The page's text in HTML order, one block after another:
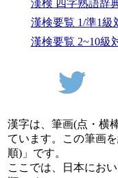
漢検 四字熟語辞
漢検要覧 1/準1級
漢検要覧 2~10級
漢字は、筆画(点・横
ています。この筆画
順)」です。
ここでは、日本にお